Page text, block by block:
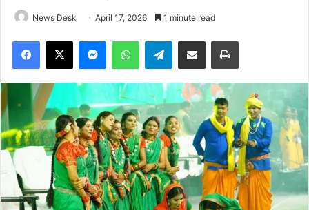
News Desk April 17, 2026 1 minute read
Facebook
X MessengerWhatsAppTelegramShare via Email Print